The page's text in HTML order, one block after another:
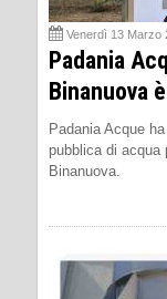
Venerdì 13 Marzo
Padania
Binanuova
Padania Acque
pubblica di acqua
Binanuova.